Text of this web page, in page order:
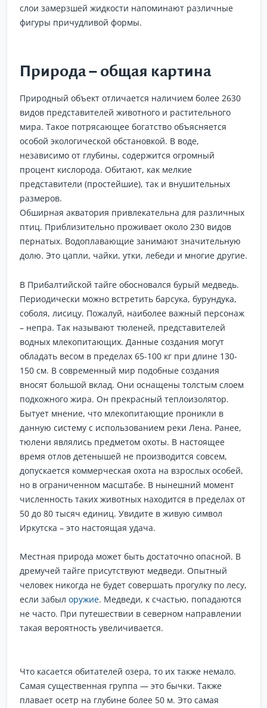
слои замерзшей жидкости напоминают различные
фигуры причудливой формы.
Природа – общая картина
Природный объект отличается наличием более 2630
видов представителей животного и растительного
мира. Такое потрясающее богатство объясняется
особой экологической обстановкой. В воде,
независимо от глубины, содержится огромный
процент кислорода. Обитают, как мелкие
представители (простейшие), так и внушительных
размеров.
Обширная акватория привлекательна для различных
птиц. Приблизительно проживает около 230 видов
пернатых. Водоплавающие занимают значительную
долю. Это цапли, чайки, утки, лебеди и многие другие.
В Прибалтийской тайге обосновался бурый медведь.
Периодически можно встретить барсука, бурундука,
соболя, лисицу. Пожалуй, наиболее важный персонаж
– непра. Так называют тюленей, представителей
водных млекопитающих. Данные создания могут
обладать весом в пределах 65-100 кг при длине 130-
150 см. В современный мир подобные создания
вносят большой вклад. Они оснащены толстым слоем
подкожного жира. Он прекрасный теплоизолятор.
Бытует мнение, что млекопитающие проникли в
данную систему с использованием реки Лена. Ранее,
тюлени являлись предметом охоты. В настоящее
время отлов детенышей не производится совсем,
допускается коммерческая охота на взрослых особей,
но в ограниченном масштабе. В нынешний момент
численность таких животных находится в пределах от
50 до 80 тысяч единиц. Увидите в живую символ
Иркутска – это настоящая удача.
Местная природа может быть достаточно опасной. В
дремучей тайге присутствуют медведи. Опытный
человек никогда не будет совершать прогулку по лесу,
если забыл оружие. Медведи, к счастью, попадаются
не часто. При путешествии в северном направлении
такая вероятность увеличивается.
Что касается обитателей озера, то их также немало.
Самая существенная группа — это бычки. Также
плавает осетр на глубине более 50 м. Это самая